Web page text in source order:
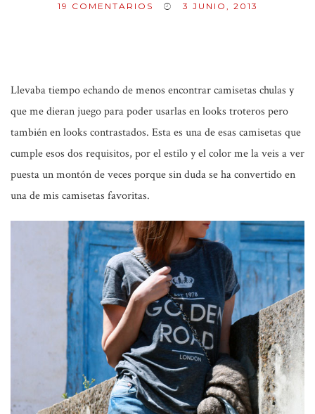
19 COMENTARIOS 3 JUNIO, 2013
Llevaba tiempo echando de menos encontrar camisetas chulas y
que me dieran juego para poder usarlas en looks troteros pero
también en looks contrastados. Esta es una de esas camisetas que
cumple esos dos requisitos, por el estilo y el color me la veis a ver
puesta un montón de veces porque sin duda se ha convertido en
una de mis camisetas favoritas.